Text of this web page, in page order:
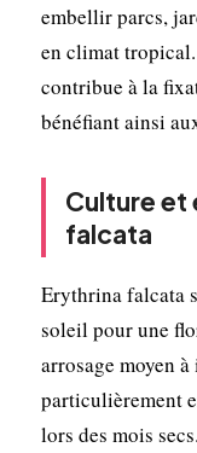
embellir parcs,
en climat tropical.
contribue à la
bénéfiant ainsi
Culture et
falcata
Erythrina falcata
soleil pour une
arrosage moyen
particulièrement
lors des mois